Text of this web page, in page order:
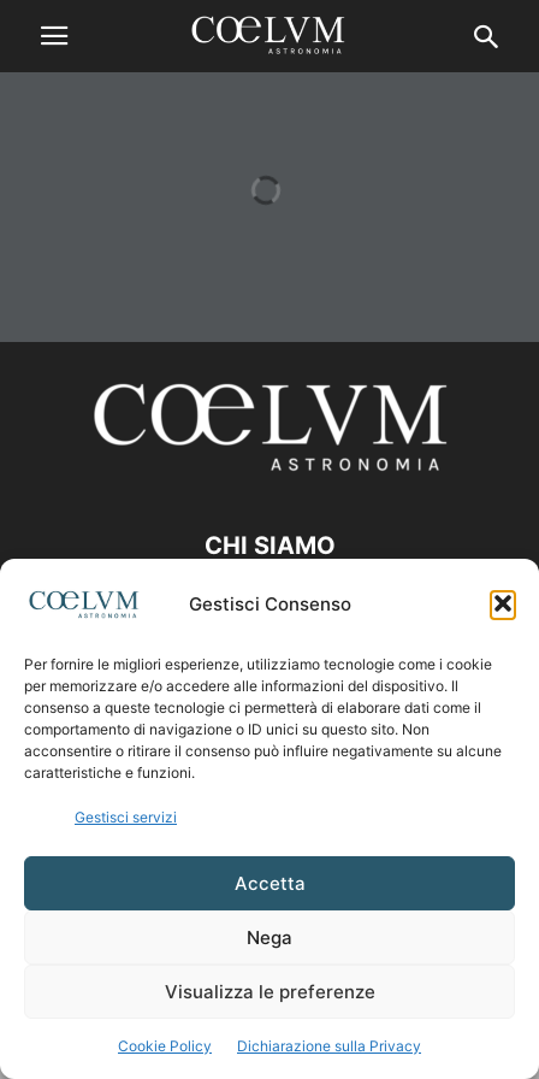
Gestisci Consenso
Per fornire le migliori esperienze, utilizziamo tecnologie come i cookie
per memorizzare e/o accedere alle informazioni del dispositivo. Il
consenso a queste tecnologie ci permetterà di elaborare dati come il
comportamento di navigazione o ID unici su questo sito. Non
acconsentire o ritirare il consenso può influire negativamente su alcune
caratteristiche e funzioni.
Gestisci servizi
Accetta
Nega
Visualizza le preferenze
Cookie Policy Dichiarazione sulla Privacy
CHI SIAMO
Contattaci:
SEGUICI